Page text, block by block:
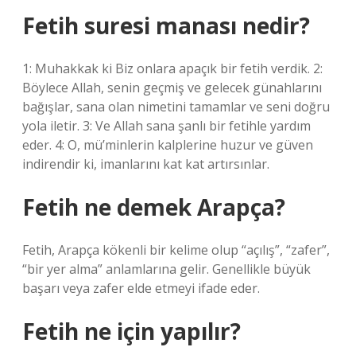
Fetih suresi manası nedir?
1: Muhakkak ki Biz onlara apaçık bir fetih verdik. 2:
Böylece Allah, senin geçmiş ve gelecek günahlarını
bağışlar, sana olan nimetini tamamlar ve seni doğru
yola iletir. 3: Ve Allah sana şanlı bir fetihle yardım
eder. 4: O, mü’minlerin kalplerine huzur ve güven
indirendir ki, imanlarını kat kat artırsınlar.
Fetih ne demek Arapça?
Fetih, Arapça kökenli bir kelime olup “açılış”, “zafer”,
“bir yer alma” anlamlarına gelir. Genellikle büyük
başarı veya zafer elde etmeyi ifade eder.
Fetih ne için yapılır?